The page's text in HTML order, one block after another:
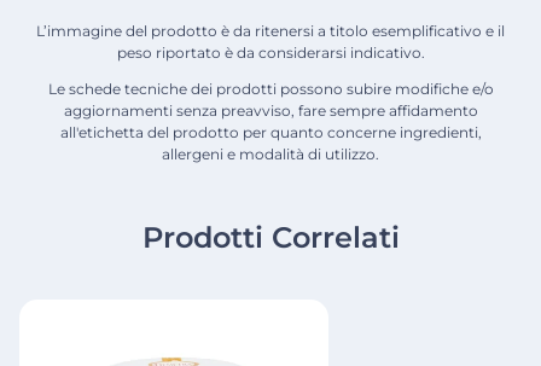
L’immagine del prodotto è da ritenersi a titolo esemplificativo e il
peso riportato è da considerarsi indicativo.
Le schede tecniche dei prodotti possono subire modifiche e/o
aggiornamenti senza preavviso, fare sempre affidamento
all'etichetta del prodotto per quanto concerne ingredienti,
allergeni e modalità di utilizzo.
Prodotti Correlati